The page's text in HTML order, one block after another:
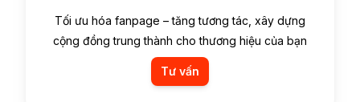
Tối ưu hóa fanpage – tăng tương tác, xây dựng
cộng đồng trung thành cho thương hiệu của bạn
Tư vấn